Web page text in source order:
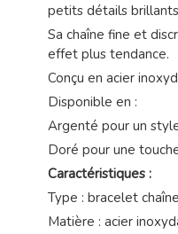
petits détails
Sa chaîne fine et
effet plus tendance.
Conçu en acier
Disponible en :
Argenté pour un
Doré pour une
Caractéristiques :
Type : bracelet
Matière : acier